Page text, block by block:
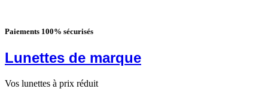
Paiements 100% sécurisés
Lunettes de marque
Vos lunettes à prix réduit